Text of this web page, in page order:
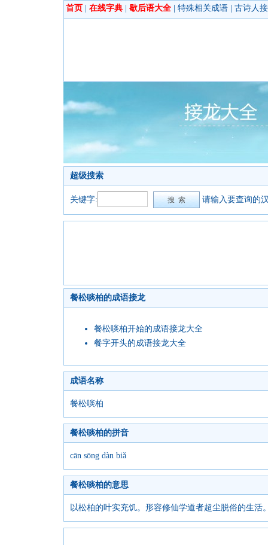
首页 在线字典 歇后语大全 特殊相关成语 古诗人
超级搜索
关键字: 请输入要查询的
餐松啖柏的成语接龙
餐松啖柏开始的成语接龙大全
餐字开头的成语接龙大全
成语名称
餐松啖柏
餐松啖柏的拼音
cān sōng dàn biǎ
餐松啖柏的意思
以松柏的叶实充饥。形容修仙学道者超尘脱俗的生活